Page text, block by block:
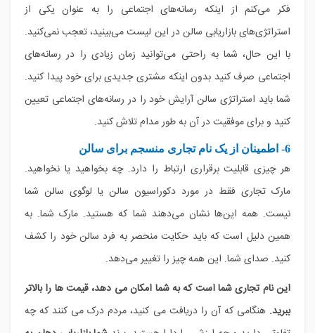
فکر می‌کنم از اینکه رسانه‌های اجتماعی را به عنوان یکی از
استراتژی‌های بازاریابی سالن در این لیست می‌بینید، تعجب نمی‌کنید.
با این حال، شما به راحتی می‌توانید زمان زیادی را در رسانه‌های
اجتماعی صرف کنید بدون اینکه مشتری جدیدی برای خود پیدا کنید.
شما باید استراتژی سالن آرایش خود را در رسانه‌های اجتماعی تعیین
کنید و برای موفقیت در آن به طور مدام تلاش کنید.
6- اطمینان از یک نام تجاری منسجم برای سالن
هر چیزی قابلیت برقراری ارتباط را دارد. چه بخواهید یا نخواهید.
مارک تجاری فقط در مورد دکوراسیون سالن یا لوگوی سالن شما
نیست. همه این‌ها نشان می‌دهند شما که هستید. مارک شما. به
همین دلیل است که باید حکایت منحصر به فرد سالن خود را کشف
کنید. صدای شما. این همه چیز را تغییر می‌دهد.
این نام تجاری شما است که به شما امکان می دهد، قیمت ها را بالاتر
ببرید. هنگامی که آن را دریافت می کنید، مردم درک می کنند که چه